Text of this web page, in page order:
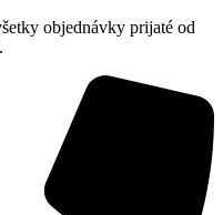
objednávky prijaté od